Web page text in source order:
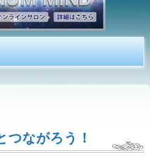
つながろう！